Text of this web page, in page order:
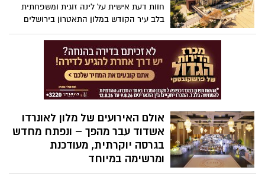
של מגמה מתמשכת.
חוות דעת אישית על לינה זוגית ומשפחתית
בלב עיר הקודש במלון התאטרון בירושלים
מלון 5 כוכבים אשר ממוקם בשכונת טלביה
ממש מול תיאטרון ירושלים
אולם האירועים של מלון לאונרדו
אשדוד עבר מהפך – ונפתח מחדש
בגרסה יוקרתית, מעודכנת
ומרשימה במיוחד
אולם האירועים Leonardo Events, הממוקם